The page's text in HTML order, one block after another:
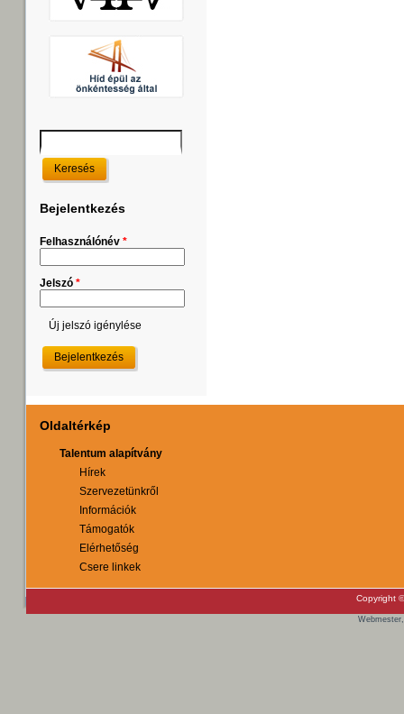
Keresés űrlap
Bejelentkezés
Felhasználónév *
Jelszó *
Új jelszó igénylése
Oldaltérkép
Talentum alapítvány
Hírek
Szervezetünkről
Információk
Támogatók
Elérhetőség
Csere linkek
Copyright